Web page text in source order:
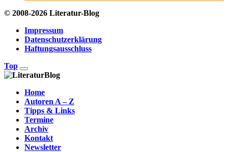
© 2008-2026 Literatur-Blog
Impressum
Datenschutzerklärung
Haftungsausschluss
Top
Home
Autoren A – Z
Tipps & Links
Termine
Archiv
Kontakt
Newsletter